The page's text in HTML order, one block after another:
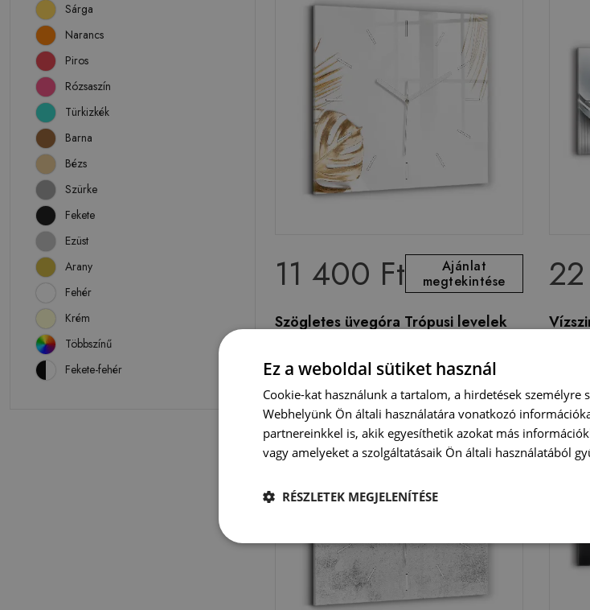
Sárga
Narancs
Piros
Rózsaszín
Türkizkék
Barna
Bézs
Szürke
Fekete
Ezüst
Arany
Fehér
Krém
Többszínű
Fekete-fehér
11 400 Ft
Ajánlat
megtekintése
Szögletes üvegóra Trópusi levelek
Ez a weboldal sütiket használ
Cookie-kat használunk a tartalom, a hirdetések személyre
Webhelyünk Ön általi használatára vonatkozó
partnereinkkel is, akik egyesíthetik azokat más
vagy amelyeket a szolgáltatásaik Ön általi használatából
RÉSZLETEK MEGJELENÍTÉSE